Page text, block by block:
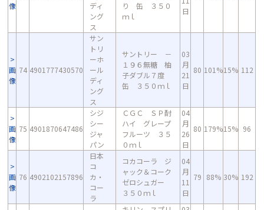
像
ディ
ング
ス
り 缶 ３５０
ｍｌ
日
画
像
74 4901777430570
サン
トリ
ーホ
ール
ディ
ング
ス
サントリー －
１９６無糖 柚
子ダブル７度
缶 ３５０ｍｌ
03
月
21
日
80 101%15% 112
画
像
75 4901870647486
シジ
シー
ジャ
パン
ＣＧＣ ＳＰ酎
ハイ グレープ
フルーツ ３５
０ｍｌ
04
月
26
日
80 179%15% 96
画
像
76 4902102157896
日本
コ
カ・
コー
ラ
コカコーラ ジ
ャック＆コーク
ゼロシュガー
３５０ｍｌ
04
月
11
日
79 88% 30% 192